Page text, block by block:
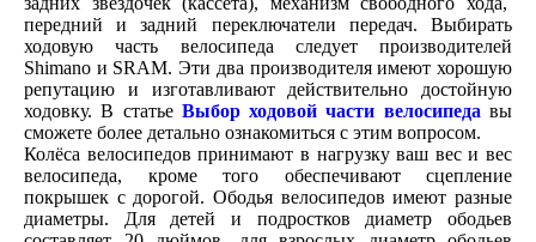
передний и задний переключатели передач. Выбирать
ходовую часть велосипеда следует производителей
Shimano и SRAM. Эти два производителя имеют хорошую
репутацию и изготавливают действительно достойную
ходовку. В статье Выбор ходовой части велосипеда вы
сможете более детально ознакомиться с этим вопросом.
Колёса велосипедов принимают в нагрузку ваш вес и вес
велосипеда, кроме того обеспечивают сцепление
покрышек с дорогой. Ободья велосипедов имеют разные
диаметры. Для детей и подростков диаметр ободьев